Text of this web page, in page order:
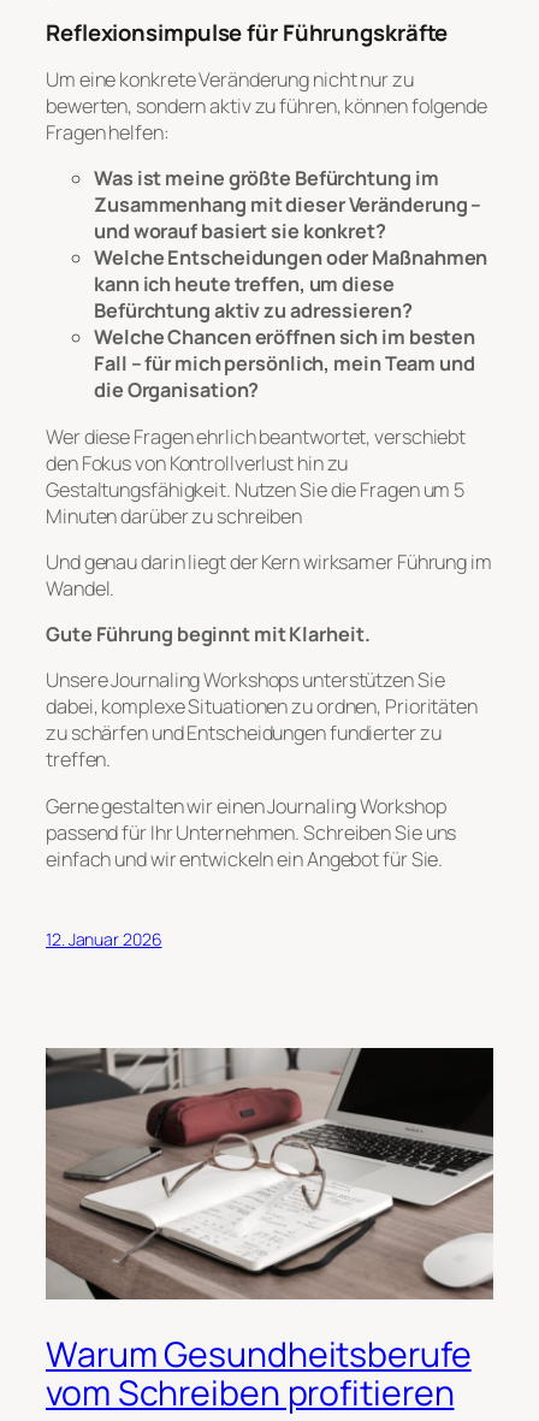
Reflexionsimpulse für Führungskräfte
Um eine konkrete Veränderung nicht nur zu
bewerten, sondern aktiv zu führen, können folgende
Fragen helfen:
Was ist meine größte Befürchtung im
Zusammenhang mit dieser Veränderung –
und worauf basiert sie konkret?
Welche Entscheidungen oder Maßnahmen
kann ich heute treffen, um diese
Befürchtung aktiv zu adressieren?
Welche Chancen eröffnen sich im besten
Fall – für mich persönlich, mein Team und
die Organisation?
Wer diese Fragen ehrlich beantwortet, verschiebt
den Fokus von Kontrollverlust hin zu
Gestaltungsfähigkeit. Nutzen Sie die Fragen um 5
Minuten darüber zu schreiben
Und genau darin liegt der Kern wirksamer Führung im
Wandel.
Gute Führung beginnt mit Klarheit.
Unsere Journaling Workshops unterstützen Sie
dabei, komplexe Situationen zu ordnen, Prioritäten
zu schärfen und Entscheidungen fundierter zu
treffen.
Gerne gestalten wir einen Journaling Workshop
passend für Ihr Unternehmen. Schreiben Sie uns
einfach und wir entwickeln ein Angebot für Sie.
12. Januar 2026
Warum Gesundheitsberufe
vom Schreiben profitieren